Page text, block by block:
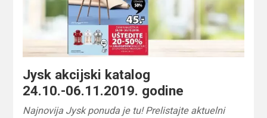
Jysk akcijski katalog
24.10.-06.11.2019. godine
Najnovija Jysk ponuda je tu! Prelistajte aktuelni